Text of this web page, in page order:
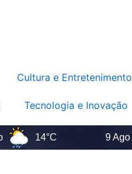
Cultura e Entretenimento
Tecnologia e Inovação
14°C 9 Ago